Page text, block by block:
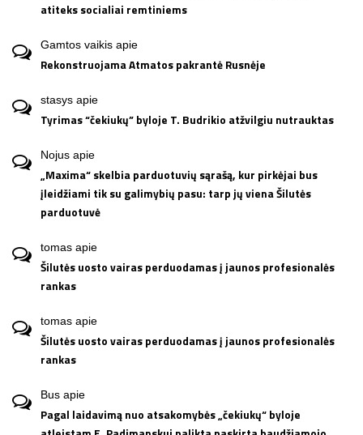
atiteks socialiai remtiniems
Gamtos vaikis apie
Rekonstruojama Atmatos pakrantė Rusnėje
stasys apie
Tyrimas “čekiukų” byloje T. Budrikio atžvilgiu nutrauktas
Nojus apie
„Maxima“ skelbia parduotuvių sąrašą, kur pirkėjai bus
įleidžiami tik su galimybių pasu: tarp jų viena Šilutės
parduotuvė
tomas apie
Šilutės uosto vairas perduodamas į jaunos profesionalės
rankas
tomas apie
Šilutės uosto vairas perduodamas į jaunos profesionalės
rankas
Bus apie
Pagal laidavimą nuo atsakomybės „čekiukų“ byloje